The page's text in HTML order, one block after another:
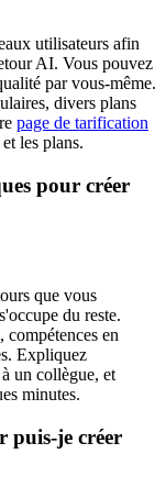
utilisateurs afin
AI. Vous pouvez
par vous-même.
divers plans
page de tarification
les plans.
pour créer
que vous
du reste.
compétences en
Expliquez
un collègue, et
minutes.
puis-je créer